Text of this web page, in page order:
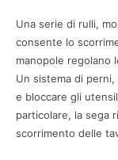
Una serie di rulli,
consente lo
manopole regolano
Un sistema di
e bloccare gli
particolare, la sega
scorrimento delle